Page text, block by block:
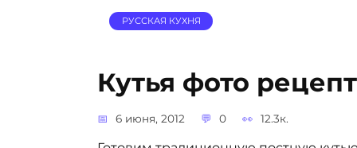
РУССКАЯ КУХНЯ
Кутья фото рецепт
6 июня, 2012 0 12.3к.